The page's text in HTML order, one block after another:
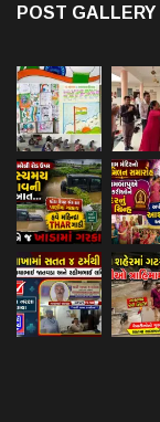
POST GALLERY